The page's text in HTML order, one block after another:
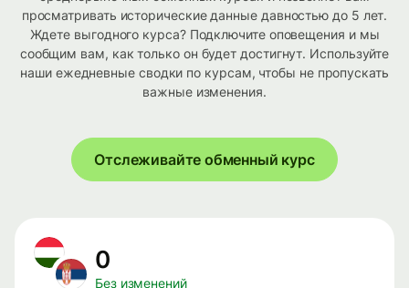
просматривать исторические данные давностью до 5 лет.
Ждете выгодного курса? Подключите оповещения и мы
сообщим вам, как только он будет достигнут. Используйте
наши ежедневные сводки по курсам, чтобы не пропускать
важные изменения.
Отслеживайте обменный курс
0
Без изменений